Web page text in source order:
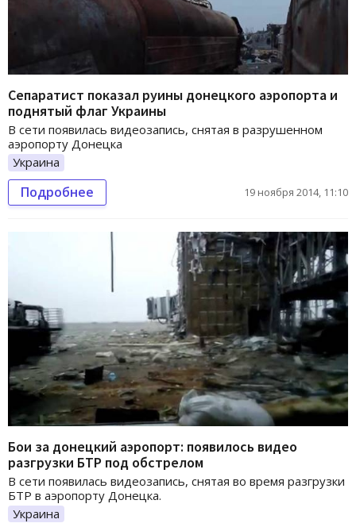
Сепаратист показал руины донецкого аэропорта и
поднятый флаг Украины
В сети появилась видеозапись, снятая в разрушенном
аэропорту Донецка
Украина
Подробнее 19 ноября 2014, 11:10
Бои за донецкий аэропорт: появилось видео
разгрузки БТР под обстрелом
В сети появилась видеозапись, снятая во время разгрузки
БТР в аэропорту Донецка.
Украина